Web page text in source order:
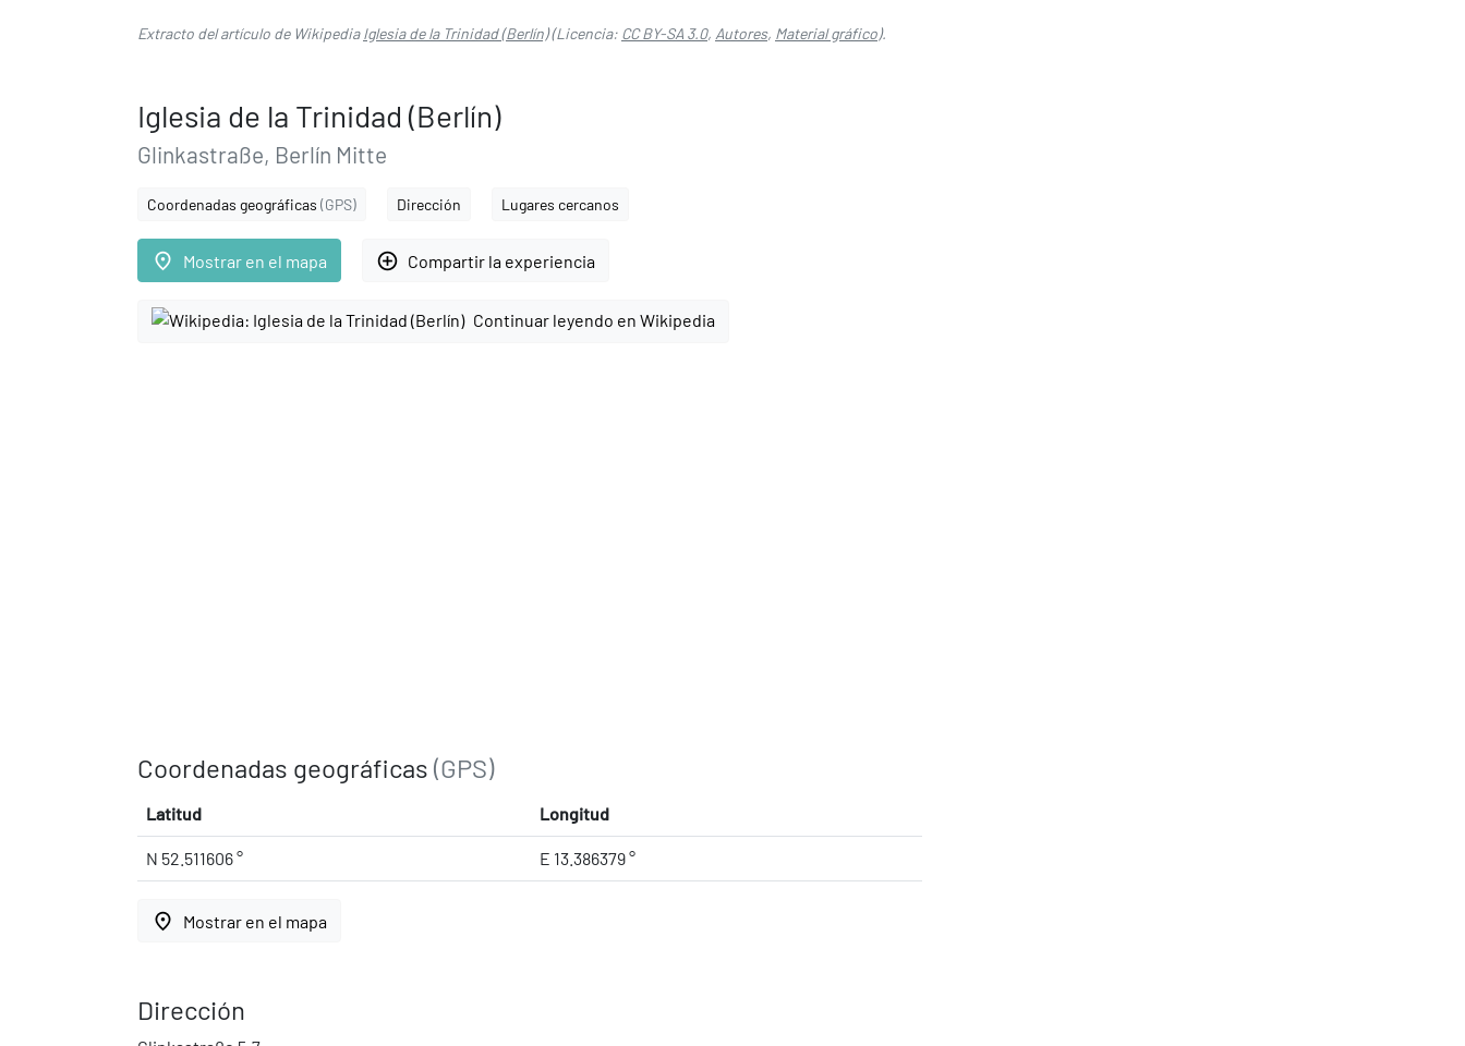
Extracto del artículo de WikipediaIglesia de la Trinidad (Berlín)(Licencia: CC BY-SA 3.0, Autores, Material gráfico).
Iglesia de la Trinidad (Berlín)
Glinkastraße, Berlín Mitte
Coordenadas geográficas (GPS) Dirección Lugares cercanos
place Mostrar en el mapa add_circle_outline Compartir la experiencia
Continuar leyendo en Wikipedia
Coordenadas geográficas (GPS)
Latitud Longitud
N 52.511606 ° E 13.386379 °
place Mostrar en el mapa
Dirección